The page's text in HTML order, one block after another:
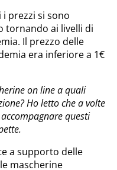
prezzi si sono
tornando ai livelli di
Il prezzo delle
era inferiore a 1€
on line a quali
Ho letto che a volte
questi
a supporto delle
mascherine